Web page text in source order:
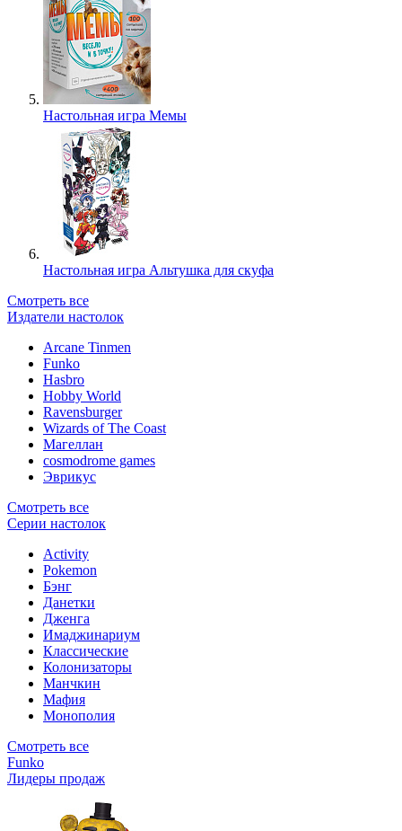
Настольная игра Мемы
Настольная игра Альтушка для скуфа
Смотреть все
Издатели настолок
Arcane Tinmen
Funko
Hasbro
Hobby World
Ravensburger
Wizards of The Coast
Магеллан
сosmodrome games
Эврикус
Смотреть все
Серии настолок
Activity
Pokemon
Бэнг
Данетки
Дженга
Имаджинариум
Классические
Колонизаторы
Манчкин
Мафия
Монополия
Смотреть все
Funko
Лидеры продаж